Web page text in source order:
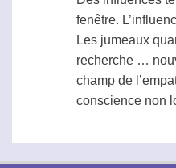
fenêtre.
Les jumeaux
recherche …
champ de
conscience non